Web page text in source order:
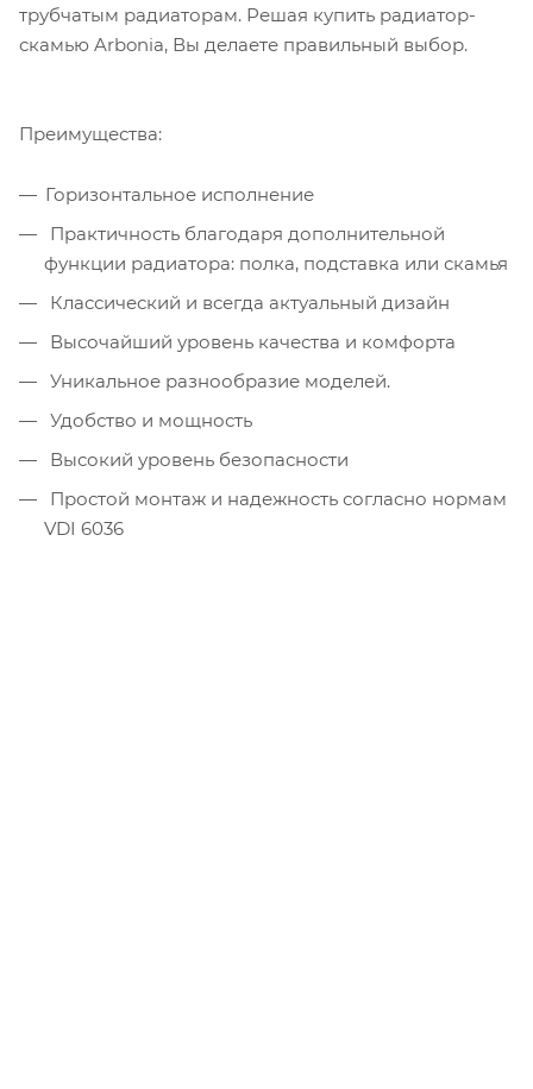
трубчатым радиаторам. Решая купить радиатор-
скамью Arbonia, Вы делаете правильный выбор.
Преимущества:
Горизонтальное исполнение
Практичность благодаря дополнительной
функции радиатора: полка, подставка или скамья
Классический и всегда актуальный дизайн
Высочайший уровень качества и комфорта
Уникальное разнообразие моделей.
Удобство и мощность
Высокий уровень безопасности
Простой монтаж и надежность согласно нормам
VDI 6036